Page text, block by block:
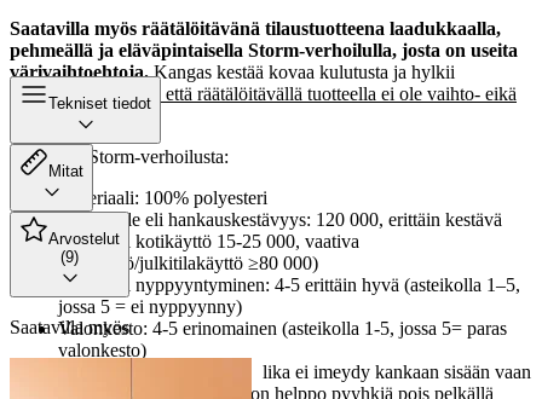
Saatavilla myös räätälöitävänä tilaustuotteena laadukkaalla,
pehmeällä ja eläväpintaisella Storm-verhoilulla, josta on useita
värivaihtoehtoja.Kangas kestää kovaa kulutusta ja hylkii
likaa.Huomioithan, että räätälöitävällä tuotteella ei ole vaihto- eikä
palautusoikeutta!
Lisätietoa Storm-verhoilusta:
Materiaali: 100% polyesteri
Martindale eli hankauskestävyys: 120 000, erittäin kestävä
(normaali kotikäyttö 15-25 000, vaativa
kotikäyttö/julkitilakäyttö ≥80 000)
Pilling eli nyppyyntyminen: 4-5 erittäin hyvä (asteikolla 1–5,
jossa 5 = ei nyppyynny)
Valonkesto: 4-5 erinomainen (asteikolla 1-5, jossa 5= paras
valonkesto)
-ominaisuus, lika ei imeydy kankaan sisään vaan
jää sen pinnalle, mistä se on helppo pyyhkiä pois pelkällä
Tekniset tiedot
Mitat
Arvostelut
(9)
Saatavilla myös